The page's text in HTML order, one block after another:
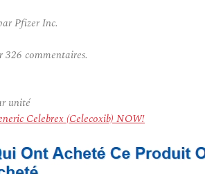
Pfizer Inc.
326 commentaires.
unité
Celebrex (Celecoxib) NOW!